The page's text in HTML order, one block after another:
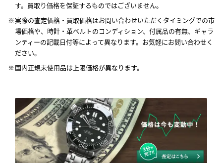
す。買取り価格を保証するものではございません。
実際の査定価格・買取価格はお問い合わせいただくタイミングでの市
場価格や、時計・革ベルトのコンディション、付属品の有無、ギャラ
ンティーの記載日付等によって異なります。お気軽にお問い合わせく
ださい。
国内正規未使用品は上限価格が異なります。